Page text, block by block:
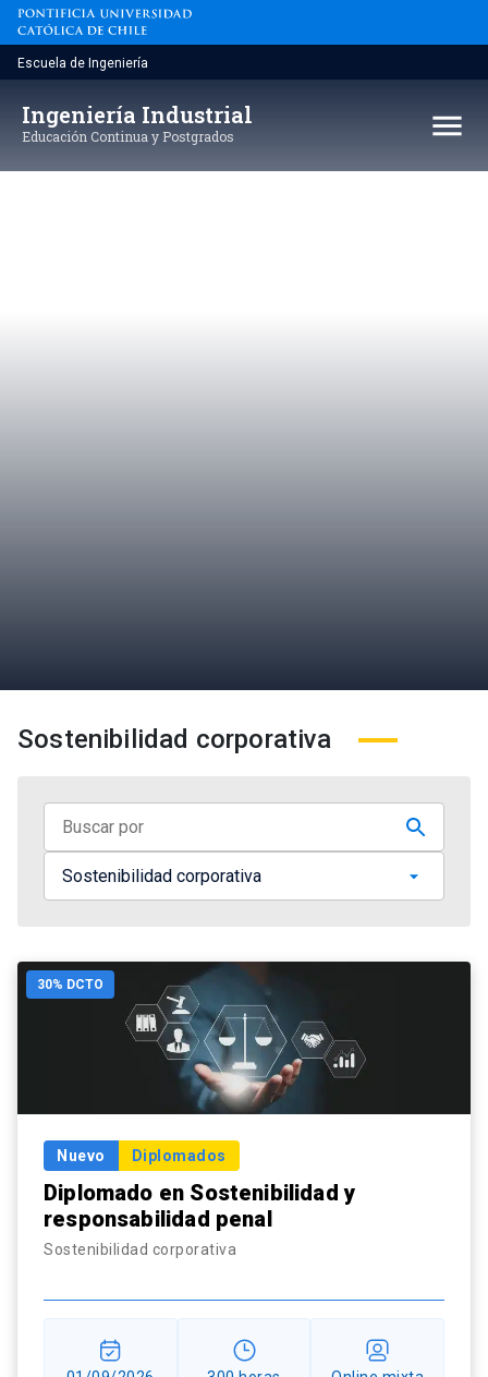
Saltar
contenido
Escuela de Ingeniería
Ingeniería Industrial
Educación Continua y Postgrados menu
Sostenibilidad
corporativa
Sostenibilidad corporativa
30% DCTO
Nuevo Diplomados
Diplomado en Sostenibilidad y
responsabilidad penal
Sostenibilidad corporativa